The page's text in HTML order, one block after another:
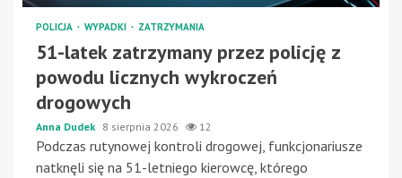
POLICJA WYPADKI ZATRZYMANIA
51-latek zatrzymany przez policję z
powodu licznych wykroczeń
drogowych
Anna Dudek 8 sierpnia 2026 12
Podczas rutynowej kontroli drogowej, funkcjonariusze
natknęli się na 51-letniego kierowcę, którego